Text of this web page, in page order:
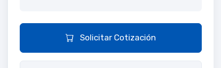
Solicitar Cotización